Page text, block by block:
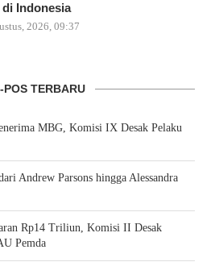
di Indonesia
2026, 09:37
POS TERBARU
MBG, Komisi IX Desak Pelaku
Andrew Parsons hingga Alessandra
Rp14 Triliun, Komisi II Desak
Pemda